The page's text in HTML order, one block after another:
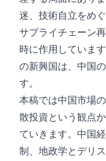
迷、技術自立をめ
サプライチェーン
時に作用していま
の新興国は、中国
す。
本稿では中国市場
散投資という観点
ていきます。中国
制、地政学とデリ